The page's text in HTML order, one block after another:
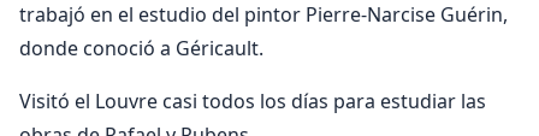
trabajó en el estudio del pintor Pierre-Narcise Guérin,
donde conoció a Géricault.
Visitó el Louvre casi todos los días para estudiar las